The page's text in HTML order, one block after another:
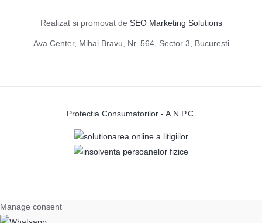
Realizat si promovat de SEO Marketing Solutions
Ava Center, Mihai Bravu, Nr. 564, Sector 3, Bucuresti
Protectia Consumatorilor - A.N.P.C.
Manage consent